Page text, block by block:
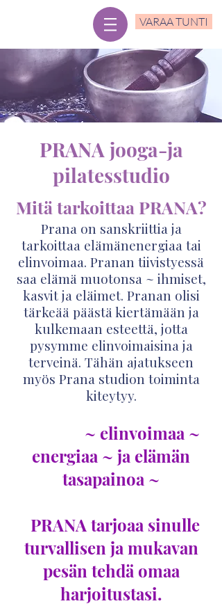
VARAA TUNTI
PRANA jooga-ja
pilatesstudio
Mitä tarkoittaa PRANA?
Prana on sanskriittia ja
tarkoittaa elämänenergiaa tai
elinvoimaa. Pranan tiivistyessä
saa elämä muotonsa ~ ihmiset,
kasvit ja eläimet. Pranan olisi
tärkeää päästä kiertämään ja
kulkemaan esteettä, jotta
pysymme elinvoimaisina ja
terveinä. Tähän ajatukseen
myös Prana studion toiminta
kiteytyy.
~ elinvoimaa ~
energiaa ~ ja elämän
tasapainoa ~
​ PRANA tarjoaa sinulle
turvallisen ja mukavan
pesän tehdä omaa
harjoitustasi.